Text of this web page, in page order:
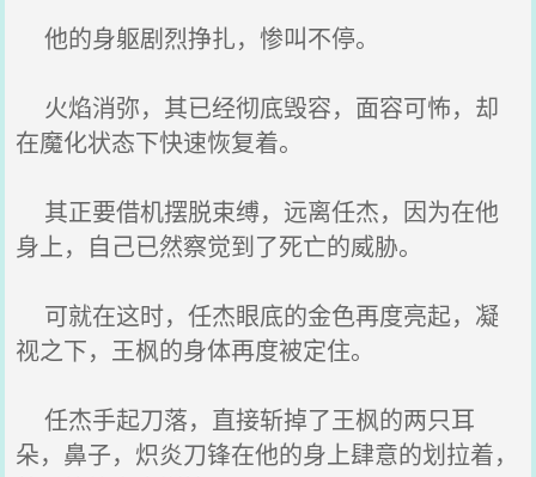
他的身躯剧烈挣扎，惨叫不停。
火焰消弥，其已经彻底毁容，面容可怖，却
在魔化状态下快速恢复着。
其正要借机摆脱束缚，远离任杰，因为在他
身上，自己已然察觉到了死亡的威胁。
可就在这时，任杰眼底的金色再度亮起，凝
视之下，王枫的身体再度被定住。
任杰手起刀落，直接斩掉了王枫的两只耳
朵，鼻子，炽炎刀锋在他的身上肆意的划拉着，